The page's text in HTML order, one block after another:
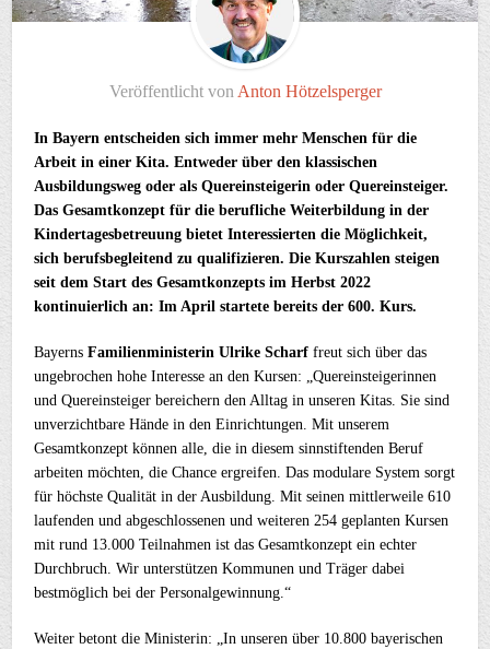
Veröffentlicht von Anton Hötzelsperger
In Bayern entscheiden sich immer mehr Menschen für die
Arbeit in einer Kita. Entweder über den klassischen
Ausbildungsweg oder als Quereinsteigerin oder Quereinsteiger.
Das Gesamtkonzept für die berufliche Weiterbildung in der
Kindertagesbetreuung bietet Interessierten die Möglichkeit,
sich berufsbegleitend zu qualifizieren. Die Kurszahlen steigen
seit dem Start des Gesamtkonzepts im Herbst 2022
kontinuierlich an: Im April startete bereits der 600. Kurs.
BayernsFamilienministerin Ulrike Scharffreut sich über das
ungebrochen hohe Interesse an den Kursen: „Quereinsteigerinnen
und Quereinsteiger bereichern den Alltag in unseren Kitas. Sie sind
unverzichtbare Hände in den Einrichtungen. Mit unserem
Gesamtkonzept können alle, die in diesem sinnstiftenden Beruf
arbeiten möchten, die Chance ergreifen. Das modulare System sorgt
für höchste Qualität in der Ausbildung. Mit seinen mittlerweile 610
laufenden und abgeschlossenen und weiteren 254 geplanten Kursen
mit rund 13.000 Teilnahmen ist das Gesamtkonzept ein echter
Durchbruch. Wir unterstützen Kommunen und Träger dabei
bestmöglich bei der Personalgewinnung.“
Weiter betont die Ministerin: „In unseren über 10.800 bayerischen